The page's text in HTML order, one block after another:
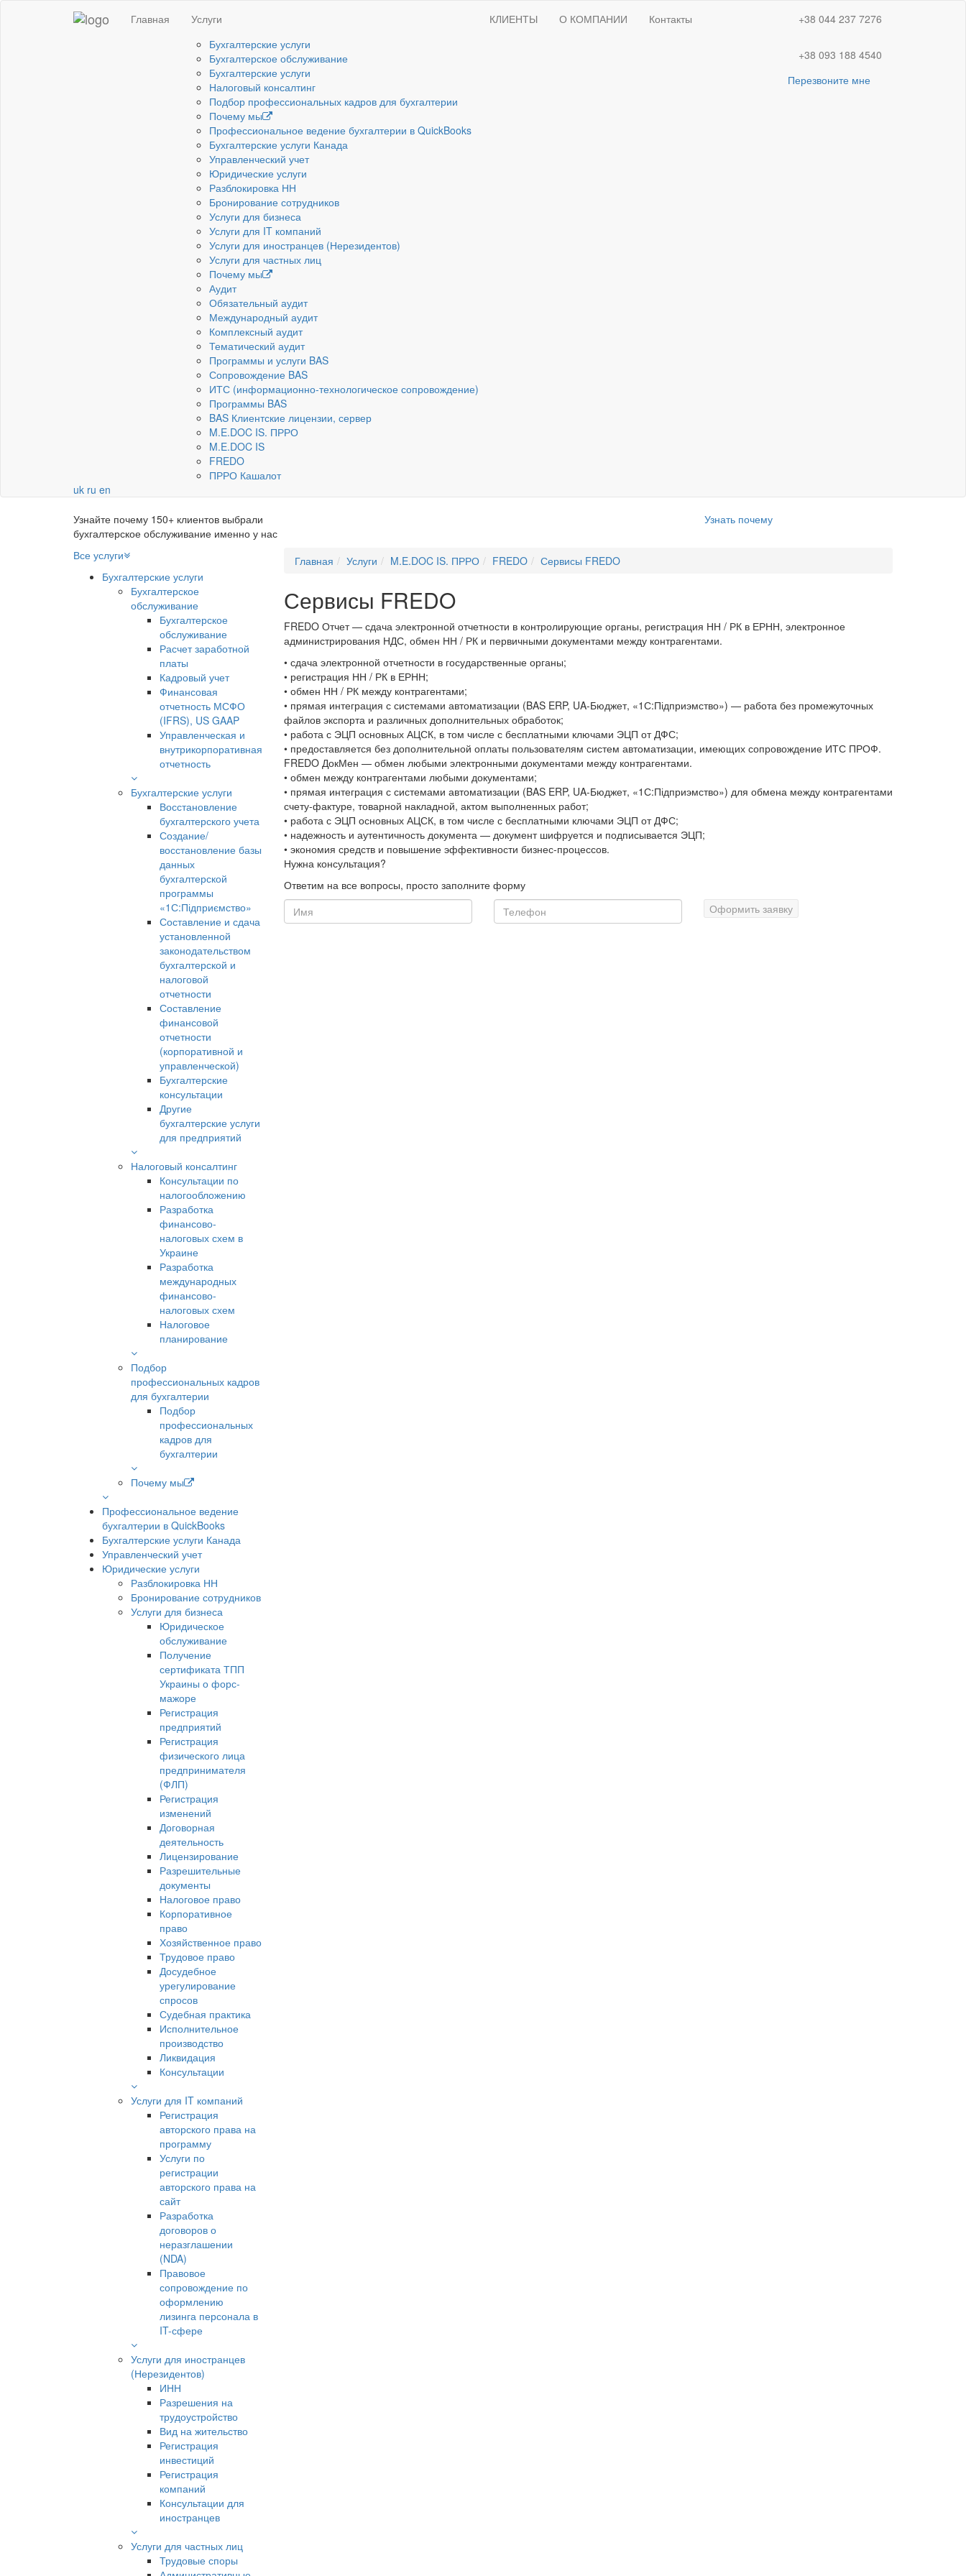
Главная
Услуги
Бухгалтерские услуги
Бухгалтерское обслуживание
Бухгалтерские услуги
Налоговый консалтинг
Подбор профессиональных кадров для бухгалтерии
Почему мы
Профессиональное ведение бухгалтерии в QuickBooks
Бухгалтерские услуги Канада
Управленческий учет
Юридические услуги
Разблокировка НН
Бронирование сотрудников
Услуги для бизнеса
Услуги для IT компаний
Услуги для иностранцев (Нерезидентов)
Услуги для частных лиц
Почему мы
Аудит
Обязательный аудит
Международный аудит
Комплексный аудит
Тематический аудит
Программы и услуги BAS
Сопровождение BAS
ИТС (информационно-технологическое сопровождение)
Программы BAS
BAS Клиентские лицензии, сервер
M.E.DOC IS. ПРРО
M.E.DOC IS
FREDO
ПРРО Кашалот
КЛИЕНТЫ О КОМПАНИИ Контакты +38 044 237 7276
+38 093 188 4540
Перезвоните мне
uk ru en
Узнайте почему 150+ клиентов выбрали
бухгалтерское обслуживание именно у нас
Узнать почему
Все услуги
Бухгалтерские услуги
Бухгалтерское
обслуживание
Бухгалтерское
обслуживание
Расчет заработной
платы
Кадровый учет
Финансовая
отчетность МСФО
(IFRS), US GAAP
Управленческая и
внутрикорпоративная
отчетность
Бухгалтерские услуги
Восстановление
бухгалтерского учета
Создание/
восстановление базы
данных
бухгалтерской
программы
«1С:Підприємство»
Составление и сдача
установленной
законодательством
бухгалтерской и
налоговой
отчетности
Составление
финансовой
отчетности
(корпоративной и
управленческой)
Бухгалтерские
консультации
Другие
бухгалтерские услуги
для предприятий
Налоговый консалтинг
Консультации по
налогообложению
Разработка
финансово-
налоговых схем в
Украине
Разработка
международных
финансово-
налоговых схем
Налоговое
планирование
Подбор
профессиональных кадров
для бухгалтерии
Подбор
профессиональных
кадров для
бухгалтерии
Почему мы
Профессиональное ведение
бухгалтерии в QuickBooks
Бухгалтерские услуги Канада
Управленческий учет
Юридические услуги
Разблокировка НН
Бронирование сотрудников
Услуги для бизнеса
Юридическое
обслуживание
Получение
сертификата ТПП
Украины о форс-
мажоре
Регистрация
предприятий
Регистрация
физического лица
предпринимателя
(ФЛП)
Регистрация
изменений
Договорная
деятельность
Лицензирование
Разрешительные
документы
Налоговое право
Корпоративное
право
Хозяйственное право
Трудовое право
Досудебное
урегулирование
спросов
Судебная практика
Исполнительное
производство
Ликвидация
Консультации
Услуги для IT компаний
Регистрация
авторского права на
программу
Услуги по
регистрации
авторского права на
сайт
Разработка
договоров о
неразглашении
(NDA)
Правовое
сопровождение по
оформлению
лизинга персонала в
IT-сфере
Услуги для иностранцев
(Нерезидентов)
ИНН
Разрешения на
трудоустройство
Вид на жительство
Регистрация
инвестиций
Регистрация
компаний
Консультации для
иностранцев
Услуги для частных лиц
Трудовые споры
Главная Услуги M.E.DOC IS. ПРРО FREDO Сервисы FREDO
Сервисы FREDO
FREDO Отчет — сдача электронной отчетности в контролирующие органы, регистрация НН / РК в ЕРНН, электронное
администрирования НДС, обмен НН / РК и первичными документами между контрагентами.
• сдача электронной отчетности в государственные органы;
• регистрация НН / РК в ЕРНН;
• обмен НН / РК между контрагентами;
• прямая интеграция с системами автоматизации (BAS ERP, UA-Бюджет, «1С:Підприэмство») — работа без промежуточных
файлов экспорта и различных дополнительных обработок;
• работа с ЭЦП основных АЦСК, в том числе с бесплатными ключами ЭЦП от ДФС;
• предоставляется без дополнительной оплаты пользователям систем автоматизации, имеющих сопровождение ИТС ПРОФ.
FREDO ДокМен — обмен любыми электронными документами между контрагентами.
• обмен между контрагентами любыми документами;
• прямая интеграция с системами автоматизации (BAS ERP, UA-Бюджет, «1С:Підприэмство») для обмена между контрагентами
счету-фактуре, товарной накладной, актом выполненных работ;
• работа с ЭЦП основных АЦСК, в том числе с бесплатными ключами ЭЦП от ДФС;
• надежность и аутентичность документа — документ шифруется и подписывается ЭЦП;
• экономия средств и повышение эффективности бизнес-процессов.
Нужна консультация?
Ответим на все вопросы, просто заполните форму